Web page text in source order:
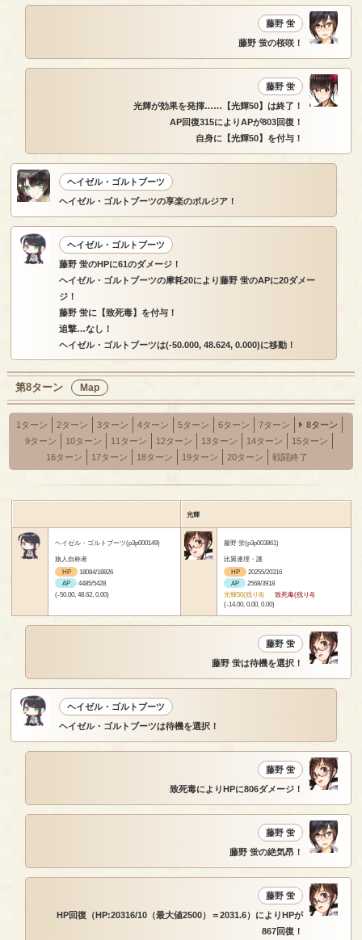
藤野 蛍
藤野 蛍の桜咲！
藤野 蛍
光輝が効果を発揮……【光輝50】は終了！
AP回復315によりAPが803回復！
自身に【光輝50】を付与！
ヘイゼル・ゴルトブーツ
ヘイゼル・ゴルトブーツの享楽のボルジア！
ヘイゼル・ゴルトブーツ
藤野 蛍のHPに61のダメージ！
ヘイゼル・ゴルトブーツの摩耗20により藤野 蛍のAPに20ダメー
ジ！
藤野 蛍に【致死毒】を付与！
追撃…なし！
ヘイゼル・ゴルトブーツは(-50.000, 48.624, 0.000)に移動！
第8ターン Map
1ターン 2ターン 3ターン 4ターン 5ターン 6ターン 7ターン
8ターン
9ターン
10ターン 11ターン 12ターン 13ターン 14ターン
15ターン
16ターン
17ターン 18ターン 19ターン 20ターン 戦闘終了
光輝
ヘイゼル・ゴルトブーツ(p3p000149)
旅人自称者
HP
18084/18826
AP
4485/5428
(-50.00, 48.62, 0.00)
藤野 蛍(p3p003861)
比翼連理・護
HP
20255/20316
AP
2568/3918
光輝50(残り8)
致死毒(残り4)
(-14.00, 0.00, 0.00)
藤野 蛍
藤野 蛍は待機を選択！
ヘイゼル・ゴルトブーツ
ヘイゼル・ゴルトブーツは待機を選択！
藤野 蛍
致死毒によりHPに806ダメージ！
藤野 蛍
藤野 蛍の絶気昂！
藤野 蛍
HP回復（HP:20316/10（最大値2500）＝2031.6）によりHPが
867回復！